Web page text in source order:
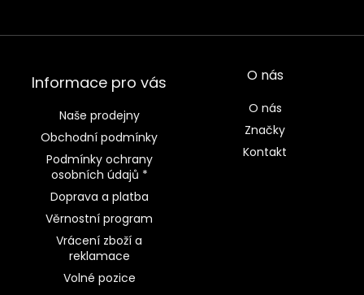
Informace pro vás
Naše prodejny
Obchodní podmínky
Podmínky ochrany
osobních údajů *
Doprava a platba
Věrnostní program
Vrácení zboží a
reklamace
Volné pozice
O nás
O nás
Značky
Kontakt